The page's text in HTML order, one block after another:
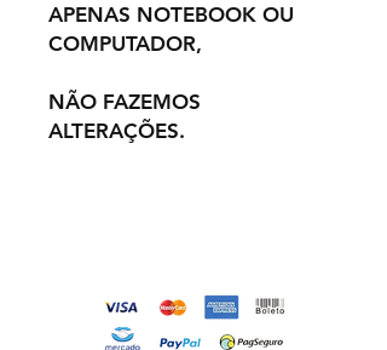
APENAS NOTEBOOK OU
COMPUTADOR,
NÃO FAZEMOS
ALTERAÇÕES.